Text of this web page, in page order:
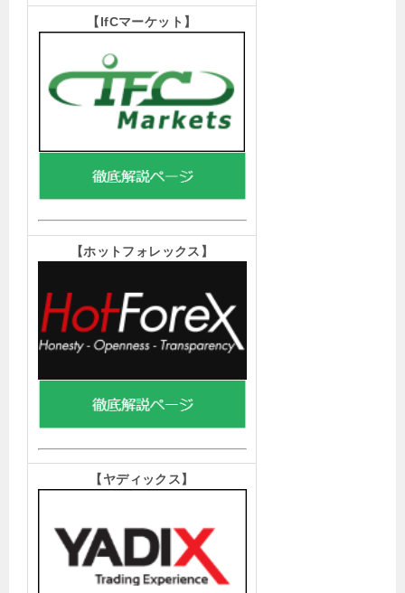
【IfCマーケット 】
【ホットフォレックス 】
【ヤディックス】